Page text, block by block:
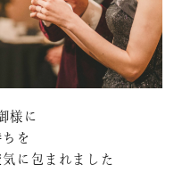
様に
を
に包まれました